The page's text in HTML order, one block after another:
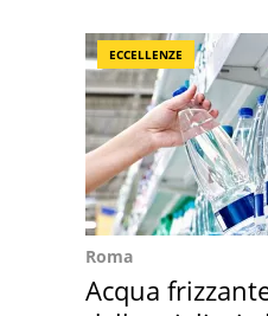
ECCELLENZE
Roma
Acqua